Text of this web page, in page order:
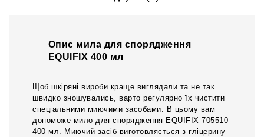
Опис мила для спорядження
EQUIFIX 400 мл
Щоб шкіряні вироби краще виглядали та не так
швидко зношувались, варто регулярно їх чистити
спеціальними миючими засобами. В цьому вам
допоможе мило для спорядження EQUIFIX 705510
400 мл. Миючий засіб виготовляється з гліцерину